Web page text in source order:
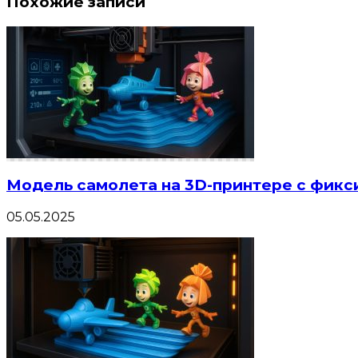
Модель самолета на 3D-принтере с
05.05.2025